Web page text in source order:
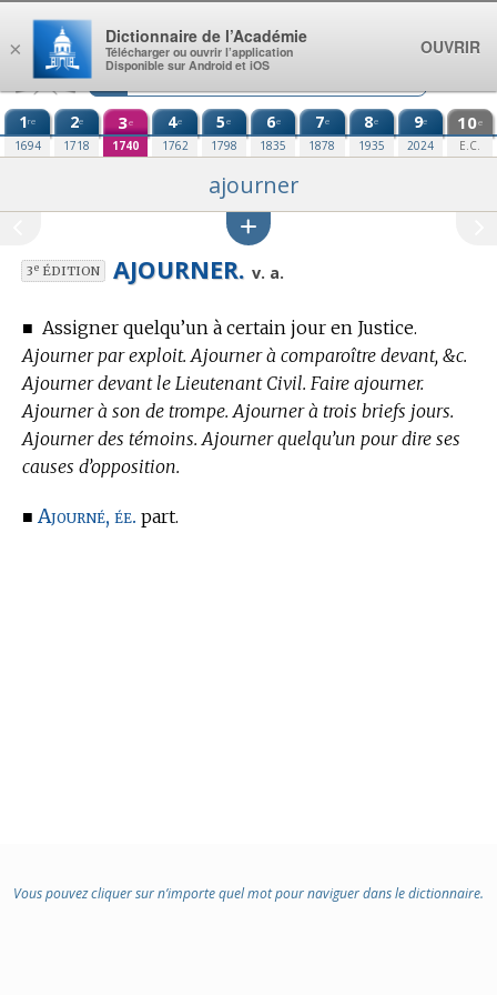
Aller au contenu
1re
1694
2e
1718
3e
1740
4e
1762
5e
1798
6e
1835
7e
1878
8e
1935
9e
2024
10e
E.C.
ajourner
3eÉDITION AJOURNER. v. a.
■ Assigner quelqu’un à certain jour en Justice.
Ajourner par exploit. Ajourner à comparoître devant, &c.
Ajourner devant le Lieutenant Civil. Faire ajourner.
Ajourner à son de trompe. Ajourner à trois briefs jours.
Ajourner des témoins. Ajourner quelqu’un pour dire ses
causes d’opposition.
■Ajourné, ée. part.
Vous pouvez cliquer sur n’importe quel mot pour naviguer dans le dictionnaire.
×
Dictionnaire de l’Académie
Télécharger ou ouvrir l’application
Disponible sur Android et iOS
OUVRIR